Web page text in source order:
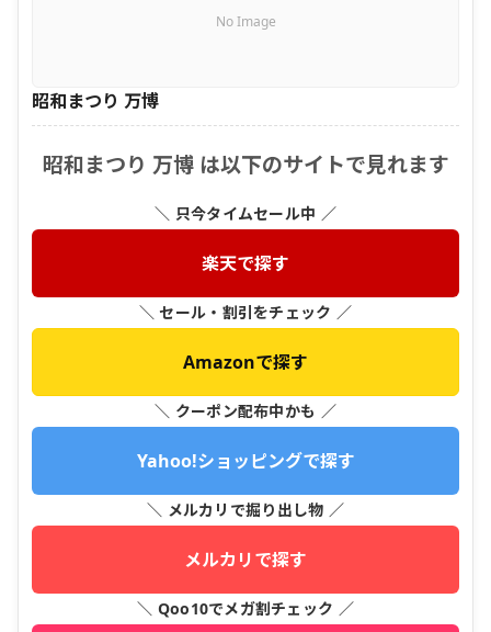
No Image
昭和まつり 万博
昭和まつり 万博 は以下のサイトで見れます
＼ 只今タイムセール中 ／
楽天で探す
＼ セール・割引をチェック ／
Amazonで探す
＼ クーポン配布中かも ／
Yahoo!ショッピングで探す
＼ メルカリで掘り出し物 ／
メルカリで探す
＼ Qoo10でメガ割チェック ／